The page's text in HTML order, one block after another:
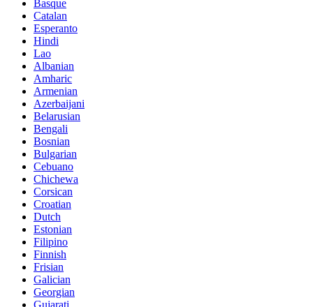
Basque
Catalan
Esperanto
Hindi
Lao
Albanian
Amharic
Armenian
Azerbaijani
Belarusian
Bengali
Bosnian
Bulgarian
Cebuano
Chichewa
Corsican
Croatian
Dutch
Estonian
Filipino
Finnish
Frisian
Galician
Georgian
Gujarati